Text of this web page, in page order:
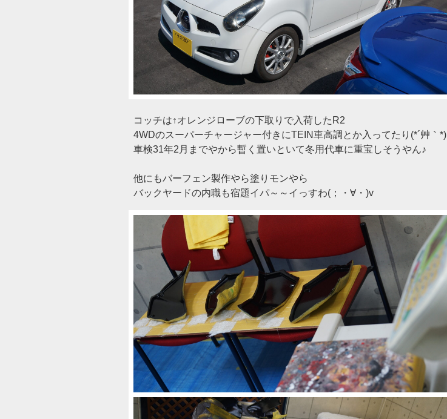
コッチは↑オレンジローブの下取りで入荷したR2
4WDのスーパーチャージャー付きにTEIN車高調とか入ってたり(*´艸｀*)
車検31年2月までやから暫く置いといて冬用代車に重宝しそうやん♪
他にもバーフェン製作やら塗りモンやら
バックヤードの内職も宿題イパ～～イっすわ(；・∀・)v